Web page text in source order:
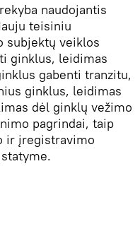
naudojantis
teisiniu
subjektų veiklos
ginklus, leidimas
gabenti tranzitu,
ginklus, leidimas
dėl ginklų vežimo
pagrindai, taip
ir įregistravimo